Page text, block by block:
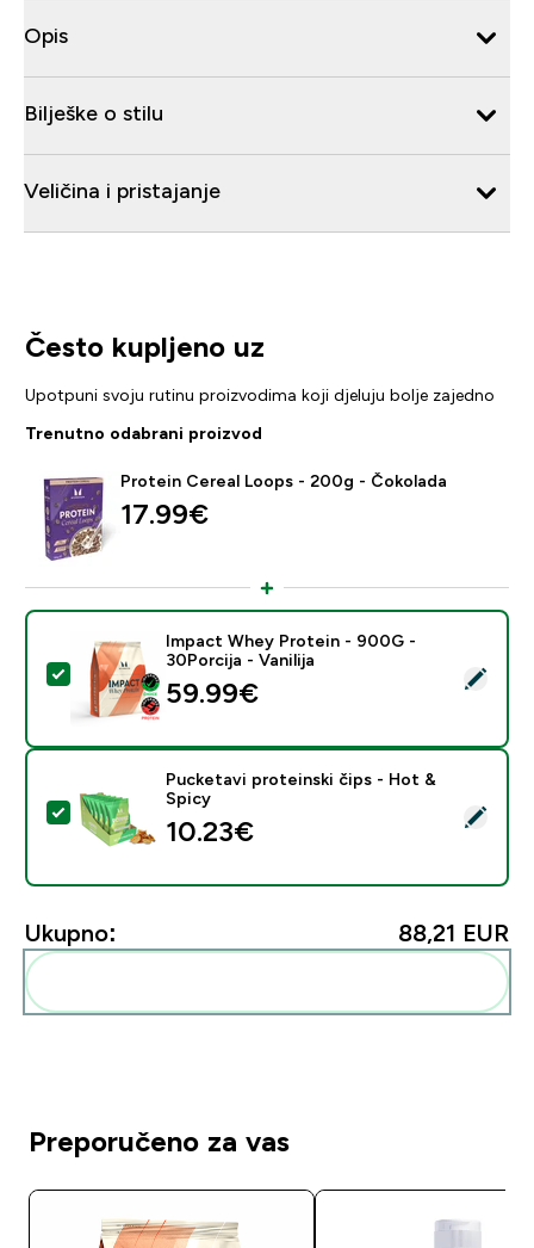
Opis
Bilješke o stilu
Veličina i pristajanje
Često kupljeno uz
Upotpuni svoju rutinu proizvodima koji djeluju bolje zajedno
Trenutno odabrani proizvod
Protein Cereal Loops - 200g - Čokolada
17.99€‎
Odaberi ovaj proizvod - Impact Whey Protein - 900G
Impact Whey Protein - 900G -
30Porcija - Vanilija
59.99€‎
Odaberi ovaj proizvod - Pucketavi proteinski čips -
Pucketavi proteinski čips - Hot &
Spicy
10.23€‎
Ukupno: 88,21 EUR‎
Preporučeno za vas